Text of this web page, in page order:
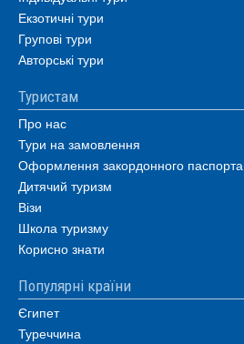
Екзотичні тури
Групові тури
Авторські тури
Туристам
Про нас
Тури на замовлення
Оформлення закордонного паспорта
Дитячий туризм
Візи
Школа туризму
Корисно знати
Популярні країни
Єгипет
Туреччина